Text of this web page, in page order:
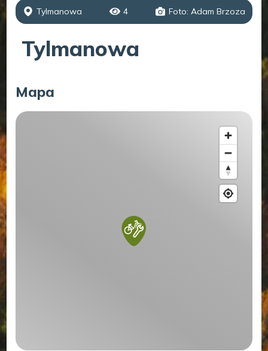
Tylmanowa 4 Foto: Adam Brzoza
Tylmanowa
Mapa